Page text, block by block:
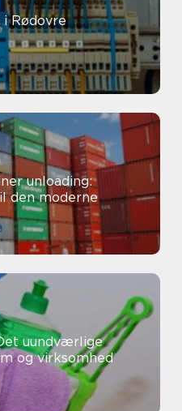
Rødovre
unloading:
den moderne
uundværlige
og virksomhed